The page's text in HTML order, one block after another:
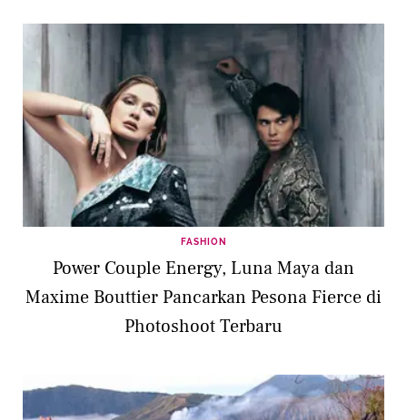
FASHION
Power Couple Energy, Luna Maya dan
Maxime Bouttier Pancarkan Pesona Fierce di
Photoshoot Terbaru